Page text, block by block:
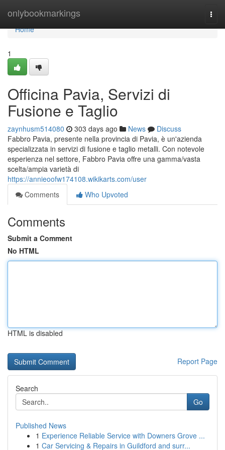
onlybookmarkings
Home
Home
1
Officina Pavia, Servizi di
Fusione e Taglio
zaynhusm514080 303 days ago News
Discuss
Fabbro Pavia, presente nella provincia di Pavia, è un'azienda
specializzata in servizi di fusione e taglio metalli. Con notevole
esperienza nel settore, Fabbro Pavia offre una gamma/vasta
scelta/ampia varietà di
https://annieoofw174108.wikikarts.com/user
Comments
Who Upvoted
Comments
Submit a Comment
No HTML
HTML is disabled
Report Page
Search
Go
Published News
1 Experience Reliable Service with Downers Grove ...
1 Car Servicing & Repairs in Guildford and surr...